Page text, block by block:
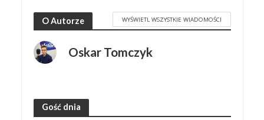
O Autorze WYŚWIETL WSZYSTKIE WIADOMOŚCI
Oskar Tomczyk
Gość dnia